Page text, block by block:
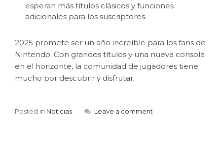
esperan más títulos clásicos y funciones
adicionales para los suscriptores.
2025 promete ser un año increíble para los fans de
Nintendo. Con grandes títulos y una nueva consola
en el horizonte, la comunidad de jugadores tiene
mucho por descubrir y disfrutar.
Posted in Noticias Leave a comment